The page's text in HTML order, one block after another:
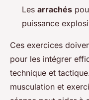
Les arrachés
puissance
Ces exercices
pour les intégrer
technique et
musculation et